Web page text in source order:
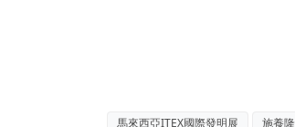
馬來西亞ITEX國際發明展 施養隆